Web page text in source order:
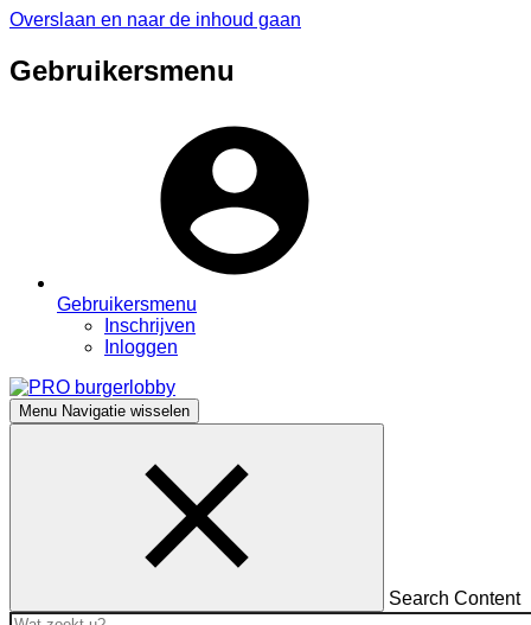
Overslaan en naar de inhoud gaan
Gebruikersmenu
Gebruikersmenu
Inschrijven
Inloggen
Menu Navigatie wisselen
Search Content